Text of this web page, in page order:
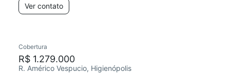
Ver contato
Cobertura
R$ 1.279.000
R. Américo Vespucio, Higienópolis